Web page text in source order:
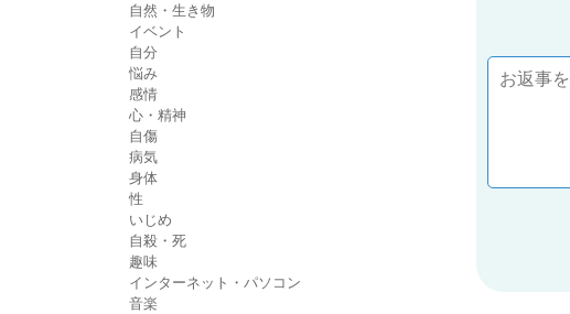
自然・生き物
イベント
自分
悩み
感情
心・精神
自傷
病気
身体
性
いじめ
自殺・死
趣味
インターネット・パソコン
音楽